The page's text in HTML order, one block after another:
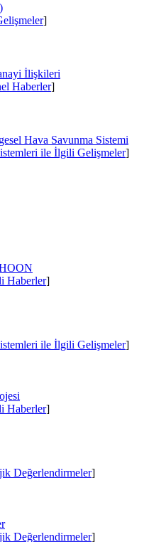
]
İlişkileri
Haberler]
Hava Savunma Sistemi
ile İlgili Gelişmeler]
Haberler]
ile İlgili Gelişmeler]
Haberler]
Değerlendirmeler]
Değerlendirmeler]